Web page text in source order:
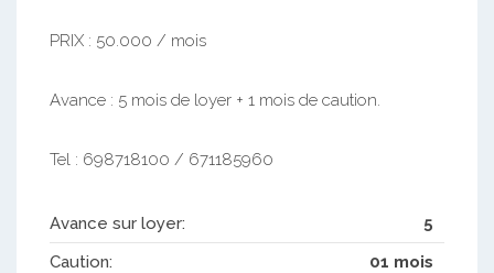
PRIX : 50.000 / mois
Avance : 5 mois de loyer + 1 mois de caution.
Tel : 698718100 / 671185960
Avance sur loyer:
5
Caution:
01 mois